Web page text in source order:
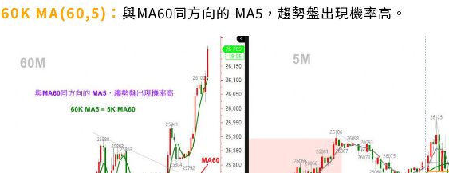
60K MA(60,5)： 與MA60同方向的 MA5，趨勢盤出現機率高。